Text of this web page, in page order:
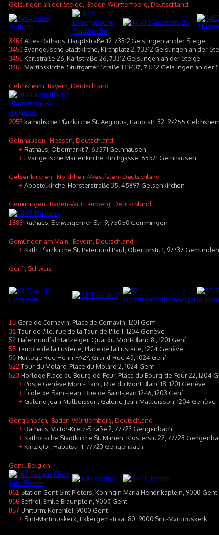
Geislingen an der Steige , Baden-Württemberg, Deutschland
3464 Altes Rathaus, Hauptstraße 19, 73312 Geislingen an der Steige
3459 Evangelische Stadtkirche, Kirchplatz 2, 73312 Geislingen an der
3458 Karlstraße 26, Karlstraße 26, 73312 Geislingen an der Steige
3462 Martinskirche, Stuttgarter Straße 133-137, 73312 Geislingen an der
Gelchsheim , Bayern, Deutschland
2055 katholische Pfarrkirche St. Aegidius, Hauptstr. 32, 97255
Gelnhausen , Hessen, Deutschland
+ Rathaus, Obermarkt 7, 63571 Gelnhausen
+ Evangelische Marienkirche, Kirchgasse, 63571 Gelnhausen
Gelsenkirchen , Nordrhein-Westfalen, Deutschland
+ Apostelkirche, Horsterstraße 35, 45897 Gelsenkirchen
Gemmingen , Baden-Württemberg, Deutschland
1886 Rathaus, Schwaigerner Str. 9, 75050 Gemmingen
Gemünden am Main , Bayern, Deutschland
+ Kath. Pfarrkirche St. Peter und Paul, Obertorstr. 1, 97737
Genf , Schweiz
13 Gare de Cornavin, Place de Cornavin, 1201 Genf
31 Tour de l'Ile, rue de la Tour-de-l'Ile 1, 1204 Genève
52 Hafenrundfahrtanzeiger, Quai du Mont-Blanc 8,, 1201 Genf
55 Temple de la Fusterie, Place de la Fusterie, 1204 Genève
56 Horloge Rue Henri-FAZY, Grand-Rue 40, 1024 Genf
522 Tour du Molard, Place du Molard 2, 1024 Genf
523 Horloge Place du Bourg-de-Four, Place du Bourg-de-Four 22, 1204
+ Poste Genève Mont-Blanc, Rue du Mont Blanc 18, 1201 Genève
+ École de Saint-Jean, Rue de Saint-Jean 12-16, 1203 Genf
+ Galerie Jean-Malbuisson, Galerie Jean-Malbuisson, 1204 Genève
Gengenbach , Baden-Württemberg, Deutschland
+ Rathaus, Victor-Kretz-Straße 2, 77723 Gengenbach
+ Katholische Stadtkirche St. Marien, Klosterstr. 22, 77723
+ Kinzigtor, Hauptstr. 1, 77723 Gengenbach
Gent , Belgien
861 Station Gent Sint Pieters, Koningin Maria Hendrikaplein, 9000 Gent
866 Beffroi, Emile Braunplein, 9000 Gent
857 Uhrturm, Korenlei, 9000 Gent
+ Sint-Martinuskerk, Ekkergemstraat 80, 9000 Sint-Martinuskerk